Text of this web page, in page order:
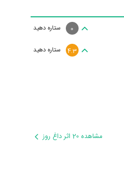
ستاره دهید 0
ستاره دهید 4.3
مشاهده 20 اثر داغ روز